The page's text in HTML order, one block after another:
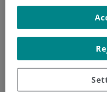
Derma Associats
Centro Médico Teknon
Anar al consultori